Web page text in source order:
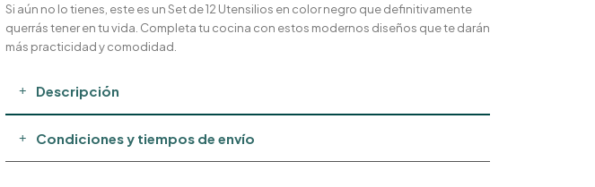
Si aún no lo tienes, este es un Set de 12 Utensilios en color negro que definitivamente
querrás tener en tu vida. Completa tu cocina con estos modernos diseños que te darán
más practicidad y comodidad.
Descripción
Condiciones y tiempos de envío